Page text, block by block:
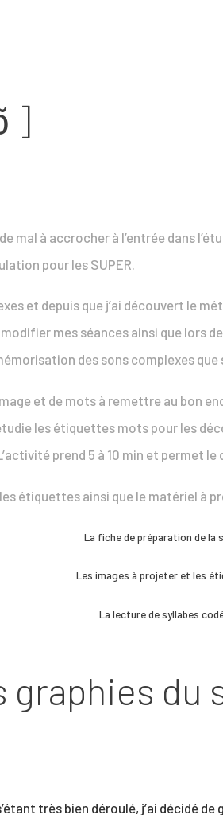
]
mal à accrocher à l’entrée dans
pour les SUPER.
et depuis que j’ai découvert le
mes séances ainsi que lors
des sons complexes
et de mots à remettre au bon
les étiquettes mots pour les
prend 5 à 10 min et permet
étiquettes ainsi que le matériel à
La fiche de préparation de la
Les images à projeter et les
La lecture de syllabes
du
très bien déroulé, j’ai décidé